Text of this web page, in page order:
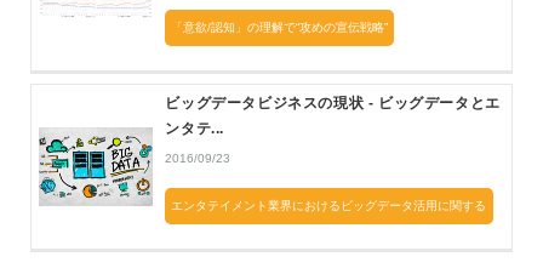
「意欲/認知」の理解で“攻めの宣伝戦略”
ビッグデータビジネスの現状 - ビッグデータとエ
ンタテ...
2016/09/23
エンタテイメント業界におけるビッグデータ活用に関する